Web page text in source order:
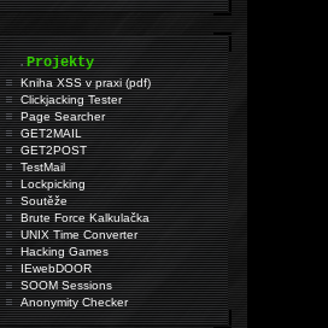
.Projekty
Kniha XSS v praxi (pdf)
Clickjacking Tester
Page Searcher
GET2MAIL
GET2POST
TestMail
Lockpicking
Soutěže
Brute Force Kalkulačka
UNIX Time Converter
Hacking Games
IEwebDOOR
SOOM Sessions
Anonymity Checker